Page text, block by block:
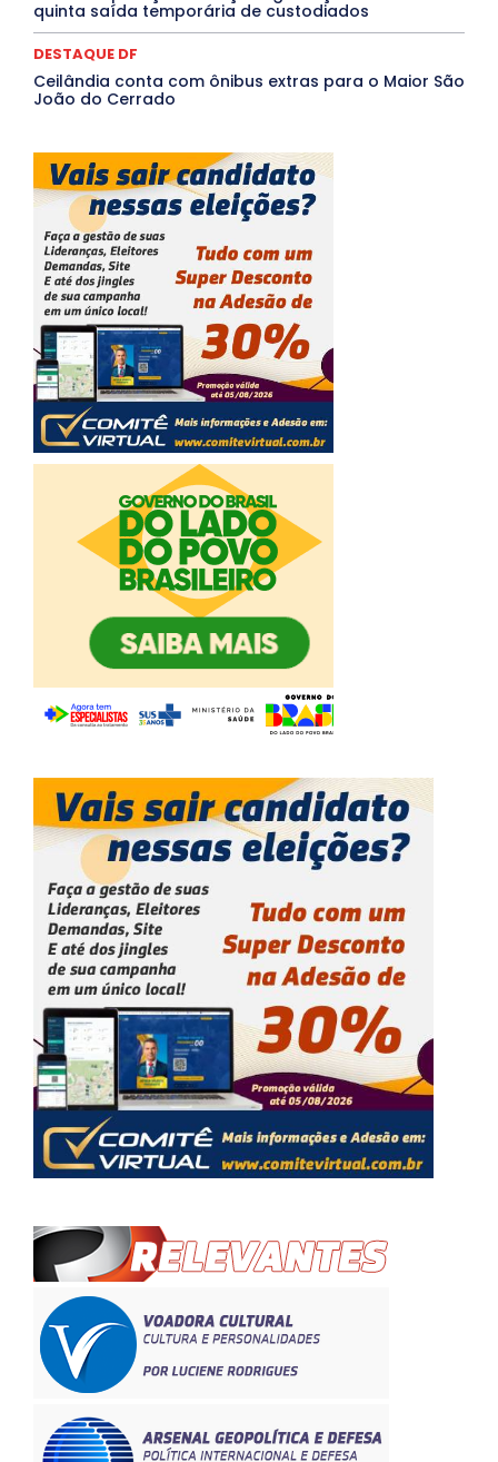
quinta saída temporária de custodiados
DESTAQUE DF
Ceilândia conta com ônibus extras para o Maior São
João do Cerrado